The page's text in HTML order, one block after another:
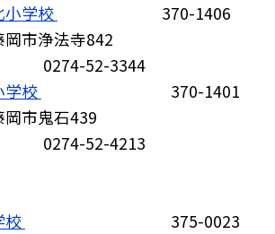
小学校
370-1406
浄法寺842
0274-52-3344
学校
370-1401
鬼石439
0274-52-4213
校
375-0023